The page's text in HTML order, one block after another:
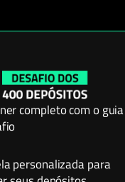
completo com o
personalizada para